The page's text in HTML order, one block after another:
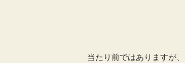
当たり前ではありますが、